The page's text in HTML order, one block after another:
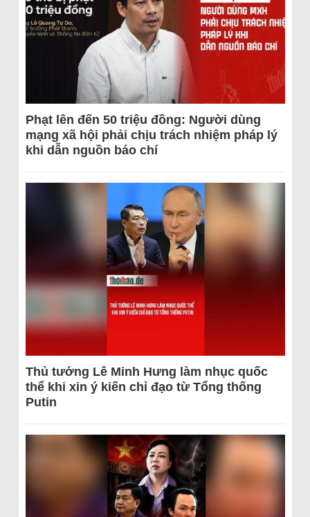
Phạt lên đến 50 triệu đồng: Người dùng
mạng xã hội phải chịu trách nhiệm pháp lý
khi dẫn nguồn báo chí
Thủ tướng Lê Minh Hưng làm nhục quốc
thể khi xin ý kiến chỉ đạo từ Tổng thống
Putin